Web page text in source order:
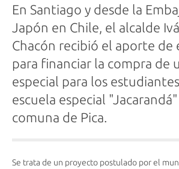
En Santiago y desde la
Japón en Chile, el alcalde
Chacón recibió el aporte de
para financiar la compra de
especial para los
escuela especial
comuna de Pica.
Se trata de un proyecto postulado por el